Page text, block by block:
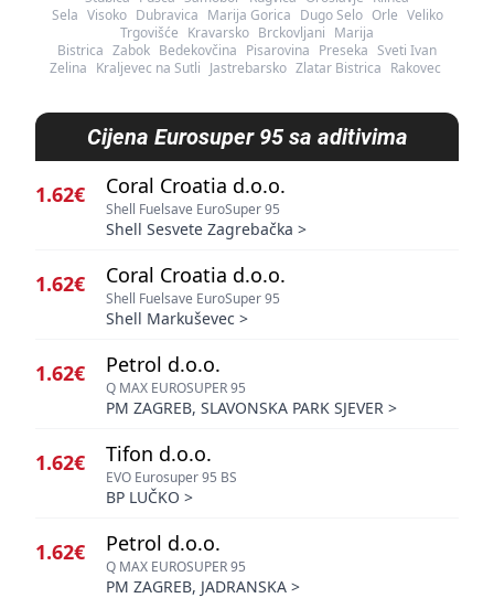
Sela Visoko Dubravica Marija Gorica Dugo Selo Orle Veliko
Trgovišće Kravarsko Brckovljani Marija
Bistrica Zabok Bedekovčina Pisarovina Preseka Sveti Ivan
Zelina Kraljevec na Sutli Jastrebarsko Zlatar Bistrica Rakovec
Cijena Eurosuper 95 sa aditivima
1.62€ Coral Croatia d.o.o.
Shell Fuelsave EuroSuper 95
Shell Sesvete Zagrebačka >
1.62€ Coral Croatia d.o.o.
Shell Fuelsave EuroSuper 95
Shell Markuševec >
1.62€ Petrol d.o.o.
Q MAX EUROSUPER 95
PM ZAGREB, SLAVONSKA PARK SJEVER >
1.62€ Tifon d.o.o.
EVO Eurosuper 95 BS
BP LUČKO >
1.62€ Petrol d.o.o.
Q MAX EUROSUPER 95
PM ZAGREB, JADRANSKA >